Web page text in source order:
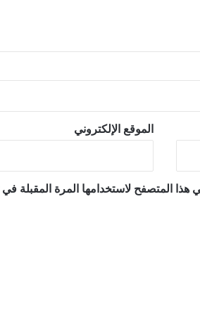
الموقع الإلكتروني
هذا المتصفح لاستخدامها المرة المقبلة في